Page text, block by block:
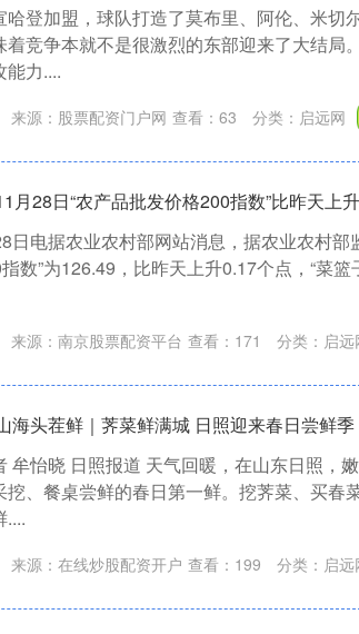
哈登加盟，球队打造了莫布里、阿伦、米切
着竞争本就不是很激烈的东部迎来了大结局
能力....
来源：股票配资门户网 查看： 63 分类： 启远网
月28日“农产品批发价格200指数”比昨天上
日电据农业农村部网站消息，据农业农村部
数”为126.49，比昨天上升0.17个点，“菜篮
来源：南京股票配资平台 查看： 171 分类： 启远
海头茬鲜｜荠菜鲜满城 日照迎来春日尝鲜季
牟怡晓 日照报道 天气回暖，在山东日照，
挖、餐桌尝鲜的春日第一鲜。挖荠菜、买春
....
来源：在线炒股配资开户 查看： 199 分类： 启远